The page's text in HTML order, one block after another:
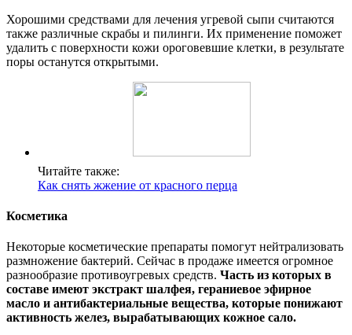
Хорошими средствами для лечения угревой сыпи считаются
также различные скрабы и пилинги. Их применение поможет
удалить с поверхности кожи ороговевшие клетки, в результате
поры останутся открытыми.
Читайте также:
Как снять жжение от красного перца
Косметика
Некоторые косметические препараты помогут нейтрализовать
размножение бактерий. Сейчас в продаже имеется огромное
разнообразие противоугревых средств. Часть из которых в
составе имеют экстракт шалфея, гераниевое эфирное
масло и антибактериальные вещества, которые понижают
активность желез, вырабатывающих кожное сало.